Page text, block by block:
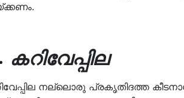
കറിവേപ്പില
നല്ലൊരു പ്രകൃതിദത്ത